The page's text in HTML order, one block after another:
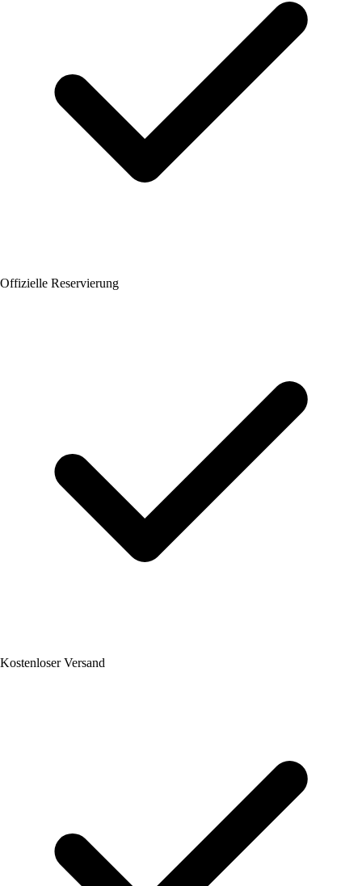
Offizielle Reservierung
Kostenloser Versand